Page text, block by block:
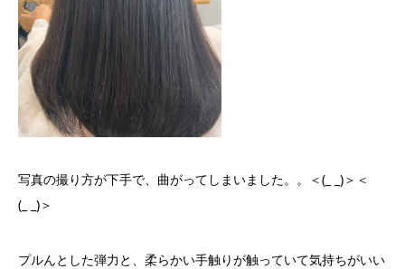
写真の撮り方が下手で、曲がってしまいました。。＜(_ _)＞＜
(_ _)＞
プルんとした弾力と、柔らかい手触りが触っていて気持ちがいい